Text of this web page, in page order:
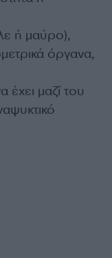
ή μαύρο),
όργανα,
έχει μαζί του